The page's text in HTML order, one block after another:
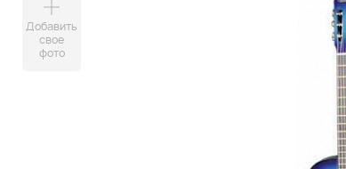
Добавить
свое
фото